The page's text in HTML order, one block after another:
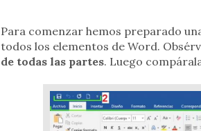
Para comenzar hemos preparado
todos los elementos de Word.
de todas las partes. Luego